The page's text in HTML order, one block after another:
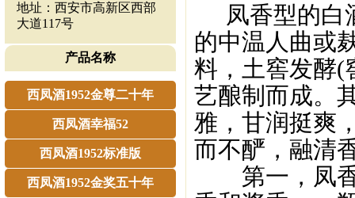
地址：西安市高新区西部
大道117号
产品名称
西凤酒1952金尊二十年
西凤酒幸福52
西凤酒1952标准版
西凤酒1952金奖五十年
凤香型的白
的中温人曲或
料，土窖发酵(
艺酿制而成。
雅，甘润挺爽
而不酽，融清
第一，凤香